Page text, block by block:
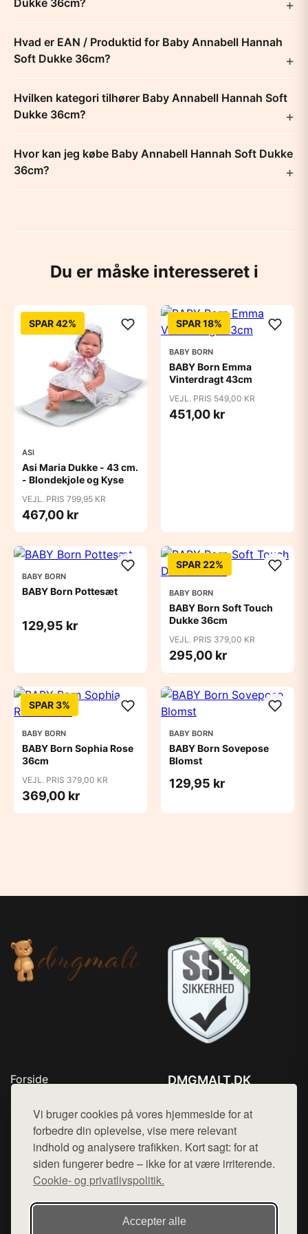
Vi bruger cookies på vores hjemmeside for at
forbedre din oplevelse, vise mere relevant
indhold og analysere trafikken. Kort sagt: for at
siden fungerer bedre – ikke for at være irriterende.
Cookie- og privatlivspolitik.
Accepter alle
Dukke 36cm?
Hvad er EAN / Produktid for Baby Annabell Hannah
Soft Dukke 36cm?
Hvilken kategori tilhører Baby Annabell Hannah Soft
Dukke 36cm?
Hvor kan jeg købe Baby Annabell Hannah Soft Dukke
36cm?
Du er måske interesseret i
SPAR 42%
ASI
Asi Maria Dukke - 43 cm.
- Blondekjole og Kyse
VEJL. PRIS 799,95 KR
467,00 kr
SPAR 18%
BABY BORN
BABY Born Emma
Vinterdragt 43cm
VEJL. PRIS 549,00 KR
451,00 kr
BABY BORN
BABY Born Pottesæt
129,95 kr
SPAR 22%
BABY BORN
BABY Born Soft Touch
Dukke 36cm
VEJL. PRIS 379,00 KR
295,00 kr
SPAR 3%
BABY BORN
BABY Born Sophia Rose
36cm
VEJL. PRIS 379,00 KR
369,00 kr
BABY BORN
BABY Born Sovepose
Blomst
129,95 kr
Forside
Top Rabatter
Blog
Kontakt
DMGMALT.DK
Mail: hej@want.dk
Cookie- og privatlivspolitik
Denne side er en del af want.dk, der udgiver en række